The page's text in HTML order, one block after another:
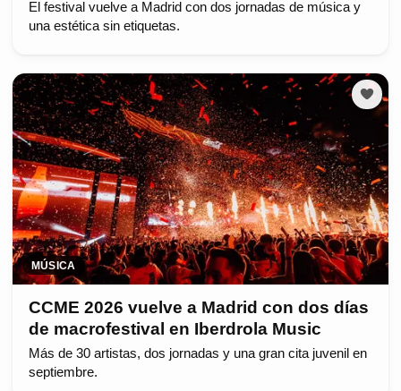
El festival vuelve a Madrid con dos jornadas de música y
una estética sin etiquetas.
MÚSICA
CCME 2026 vuelve a Madrid con dos días
de macrofestival en Iberdrola Music
Más de 30 artistas, dos jornadas y una gran cita juvenil en
septiembre.